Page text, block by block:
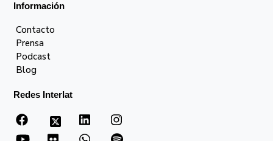
Información
Contacto
Prensa
Podcast
Blog
Redes Interlat